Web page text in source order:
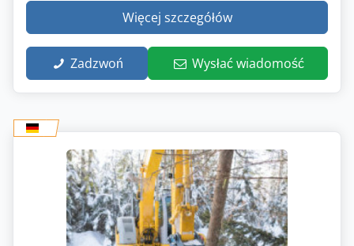
Więcej szczegółów
Zadzwoń Wysłać wiadomość